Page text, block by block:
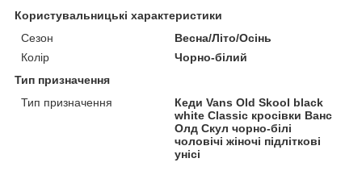
Користувальницькі характеристики
Сезон
Весна/Літо/Осінь
Колір
Чорно-білий
Тип призначення
Тип призначення
Кеди Vans Old Skool black
white Classic кросівки Ванс
Олд Скул чорно-білі
чоловічі жіночі підліткові
унісі